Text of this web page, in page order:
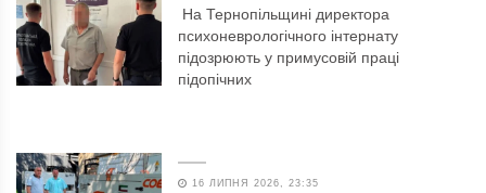
На Тернопільщині директора
психоневрологічного інтернату
підозрюють у примусовій праці
підопічних
16 ЛИПНЯ 2026, 23:35